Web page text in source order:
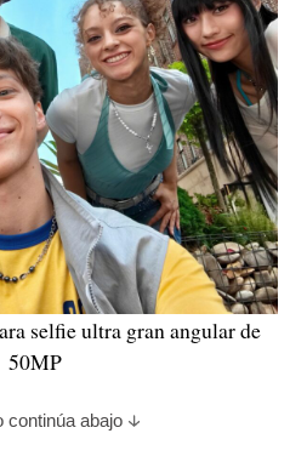
selfie ultra gran angular de
50MP
continúa abajo